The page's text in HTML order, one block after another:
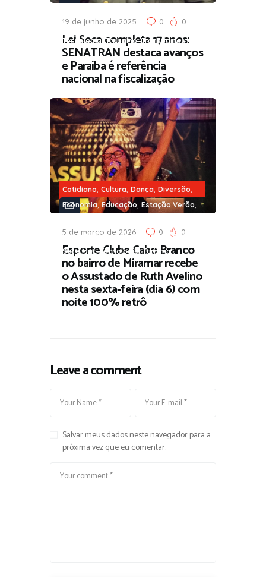
Poder,Segurança,Sociedade ,
Tecnologia ,Trabalho,Transportes
19 de junho de 2025 0 0
Lei Seca completa 17 anos:
SENATRAN destaca avanços
e Paraíba é referência
nacional na fiscalização
Cotidiano, Cultura, Dança, Diversão,
Economia,Educação, Estação Verão,
Praia ,Música,Segurança, Sociedade
Sol e Mar, Tecnologia,Turismo
5 de março de 2026 0 0
Esporte Clube Cabo Branco
no bairro de Miramar recebe
o Assustado de Ruth Avelino
nesta sexta-feira (dia 6) com
noite 100% retrô
Leave a comment
Salvar meus dados neste navegador para a
próxima vez que eu comentar.